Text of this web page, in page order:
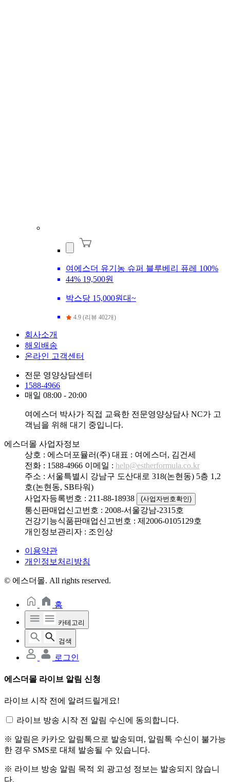
여에스더 유기농 슈퍼 블루베리 퓨레 100%
44% 19,500원
박스당 15,000원대~
4.9 (리뷰 402개)
회사소개
해외배송
온라인 고객센터
전문 영양상담센터
1588-4966
매일 08:00 - 20:00
여에스더 박사가 직접 교육한 전문영양상담사 NC가 고
객님을 위해 대기 중입니다.
에스더몰 사업자정보
상호 : 에스더포뮬러(주) 대표 : 여에스더, 김건세
전화 : 1588-4966 이메일 : help@estherformula.co.kr
주소 : 서울특별시 강남구 도산대로 318(논현동) 5층 1,2
호(논현동, SB타워)
사업자등록번호 : 211-88-18938
(사업자번호확인)
통신판매업신고번호 : 2008-서울강남-2315호
건강기능식품판매업신고번호 : 제2006-0105129호
개인정보관리자 : 조인상
이용약관
개인정보처리방침
© 에스더몰. All rights reserved.
홈
카테고리
검색
로그인
에스더몰 라이브 알림 신청
라이브 시작 전에 알려드릴게요!
라이브 방송 시작 전 알림 수신에 동의합니다.
※ 알림은 카카오 알림톡으로 발송되며, 알림톡 수신이 불가능
한 경우 SMS로 대체 발송될 수 있습니다.
※ 라이브 방송 알림 목적 외 광고성 정보는 발송되지 않습니
다.